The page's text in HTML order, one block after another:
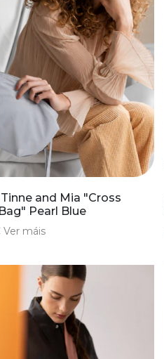
and Mia "Cross
Pearl Blue
Ver máis